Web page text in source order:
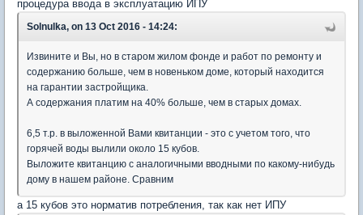
процедура ввода в эксплуатацию ИПУ
Solnulka, on 13 Oct 2016 - 14:24:
Извините и Вы, но в старом жилом фонде и работ по ремонту и
содержанию больше, чем в новеньком доме, который находится
на гарантии застройщика.
А содержания платим на 40% больше, чем в старых домах.
6,5 т.р. в выложенной Вами квитанции - это с учетом того, что
горячей воды вылили около 15 кубов.
Выложите квитанцию с аналогичными вводными по какому-нибудь
дому в нашем районе. Сравним
а 15 кубов это норматив потребления, так как нет ИПУ